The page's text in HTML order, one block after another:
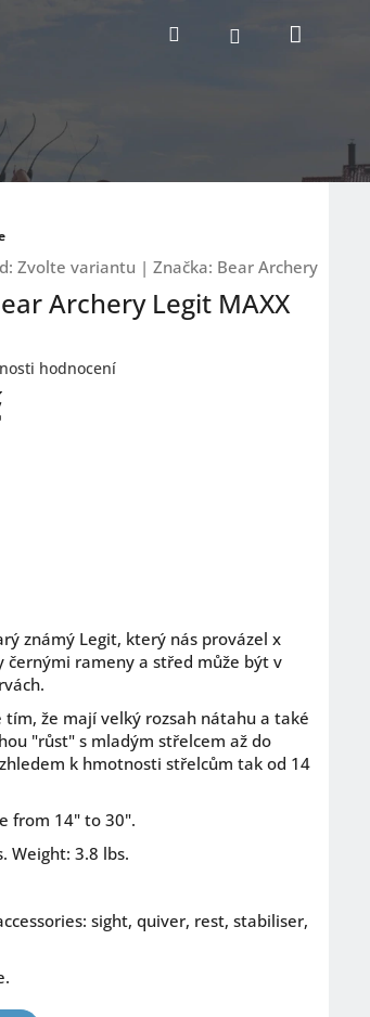
Hledat Přihlášení
Zvolte variantu | Značka: Bear Archery
Archery Legit MAXX
hodnocení
známý Legit, který nás provázel x
černými rameny a střed může být v
tím, že mají velký rozsah nátahu a také
"růst" s mladým střelcem až do
k hmotnosti střelcům tak od 14
from 14" to 30".
Weight: 3.8 lbs.
sight, quiver, rest, stabiliser,